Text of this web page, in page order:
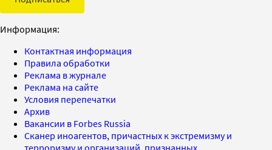
Информация:
Контактная информация
Правила обработки
Реклама в журнале
Реклама на сайте
Условия перепечатки
Архив
Вакансии в Forbes Russia
Сканер иноагентов, причастных к экстремизму и
терроризму и организаций, признанных